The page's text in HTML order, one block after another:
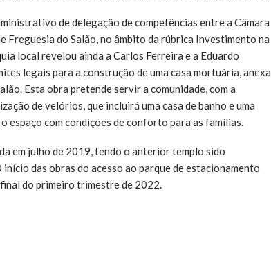
de delegação de competências entre a Câmara
Freguesia do Salão, no âmbito da rúbrica Investimento na
local revelou ainda a Carlos Ferreira e a Eduardo
legais para a construção de uma casa mortuária, anexa
Esta obra pretende servir a comunidade, com a
de velórios, que incluirá uma casa de banho e uma
espaço com condições de conforto para as famílias.
em julho de 2019, tendo o anterior templo sido
das obras do acesso ao parque de estacionamento
do primeiro trimestre de 2022.